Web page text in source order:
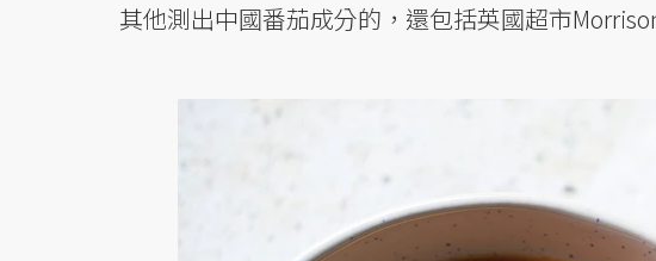
其他測出中國番茄成分的，還包括英國超市